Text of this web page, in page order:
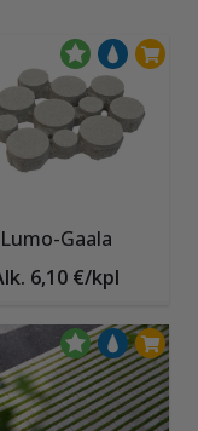
Lumo-Gaala
6,10 €/kpl